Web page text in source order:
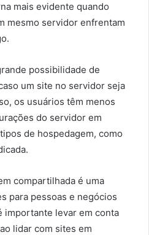
mais evidente quando
mesmo servidor enfrentam
possibilidade de
um site no servidor seja
os usuários têm menos
do servidor em
de hospedagem, como
compartilhada é uma
para pessoas e negócios
importante levar em conta
lidar com sites em